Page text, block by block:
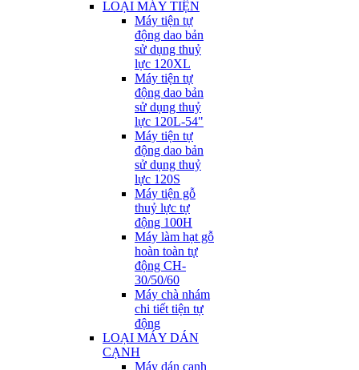
LOẠI MÁY TIỆN
Máy tiện tự
động dao bản
sử dụng thuỷ
lực 120XL
Máy tiện tự
động dao bản
sử dụng thuỷ
lực 120L-54"
Máy tiện tự
động dao bản
sử dụng thuỷ
lực 120S
Máy tiện gỗ
thuỷ lực tự
động 100H
Máy làm hạt gỗ
hoàn toàn tự
động CH-
30/50/60
Máy chà nhám
chi tiết tiện tự
động
LOẠI MÁY DÁN
CẠNH
Máy dán cạnh